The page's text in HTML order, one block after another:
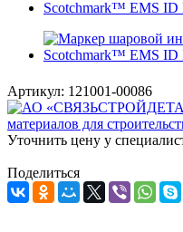
Артикул: 121001-00086
Уточнить цену у
Поделиться